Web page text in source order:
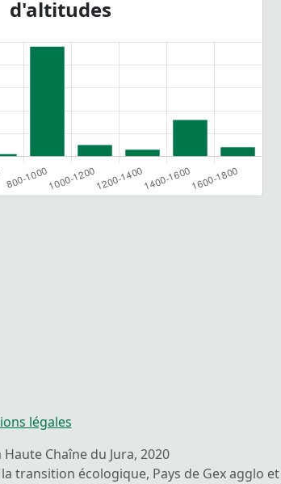
d'altitudes
légales
Chaîne du Jura, 2020
transition écologique, Pays de Gex agglo et